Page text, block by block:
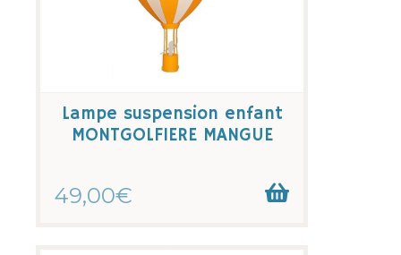
Lampe suspension enfant
MONTGOLFIERE MANGUE
49,00€